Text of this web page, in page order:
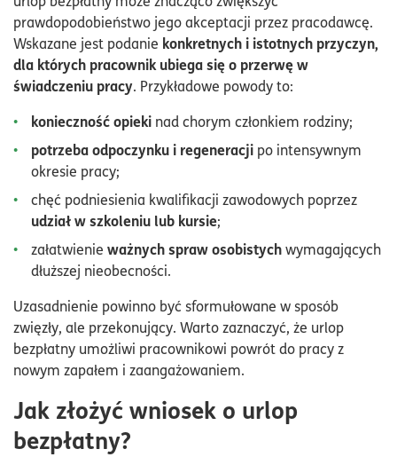
prawdopodobieństwo jego akceptacji przez pracodawcę.
Wskazane jest podanie konkretnych i istotnych przyczyn,
dla których pracownik ubiega się o przerwę w
świadczeniu pracy. Przykładowe powody to:
konieczność opieki nad chorym członkiem rodziny;
potrzeba odpoczynku i regeneracji po intensywnym
okresie pracy;
chęć podniesienia kwalifikacji zawodowych poprzez
udział w szkoleniu lub kursie;
załatwienie ważnych spraw osobistychwymagających
dłuższej nieobecności.
Uzasadnienie powinno być sformułowane w sposób
zwięzły, ale przekonujący. Warto zaznaczyć, że urlop
bezpłatny umożliwi pracownikowi powrót do pracy z
nowym zapałem i zaangażowaniem.
Jak złożyć wniosek o urlop
bezpłatny?